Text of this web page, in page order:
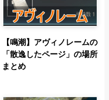
【鳴潮】アヴィノレームの
「散逸したページ」の場所
まとめ